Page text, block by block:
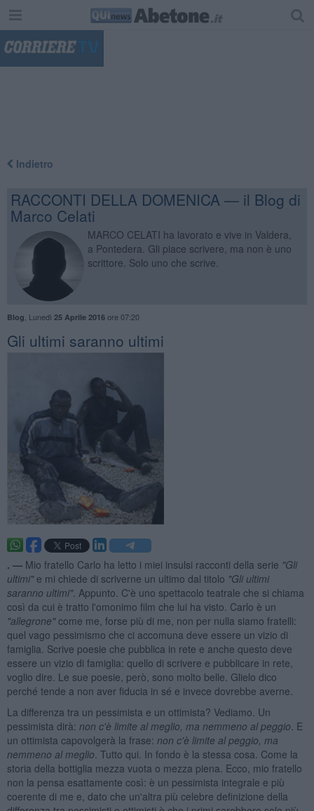
Indietro
RACCONTI DELLA DOMENICA — il Blog di
Marco Celati
MARCO CELATI ha lavorato e vive in Valdera,
a Pontedera. Gli piace scrivere, ma non è uno
scrittore. Solo uno che scrive.
Blog Lunedì 25 Aprile 2016ore 07:20
Gli ultimi saranno ultimi
. — Mio fratello Carlo ha letto i miei insulsi racconti della serie "Gli
ultimi"e mi chiede di scriverne un ultimo dal titolo "Gli ultimi
saranno ultimi". Appunto. C'è uno spettacolo teatrale che si chiama
così da cui è tratto l'omonimo film che lui ha visto. Carlo è un
"allegrone"come me, forse più di me, non per nulla siamo fratelli:
quel vago pessimismo che ci accomuna deve essere un vizio di
famiglia. Scrive poesie che pubblica in rete e anche questo deve
essere un vizio di famiglia: quello di scrivere e pubblicare in rete,
voglio dire. Le sue poesie, però, sono molto belle. Glielo dico
perché tende a non aver fiducia in sé e invece dovrebbe averne.
La differenza tra un pessimista e un ottimista? Vediamo. Un
pessimista dirà: non c'è limite al meglio, ma nemmeno al peggio . E
un ottimista capovolgerà la frase: non c'è limite al peggio, ma
nemmeno al meglio . Tutto qui. In fondo è la stessa cosa. Come la
storia della bottiglia mezza vuota o mezza piena. Ecco, mio fratello
non la pensa esattamente così: è un pessimista integrale e più
coerente di me e, dato che un'altra più celebre definizione della